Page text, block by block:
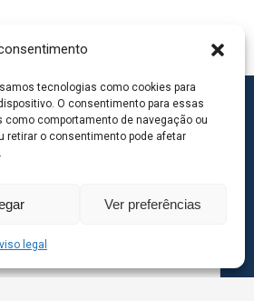
tecnologias como cookies para
O consentimento para essas
comportamento de navegação ou
retirar o consentimento pode afetar
Ver preferências
legal